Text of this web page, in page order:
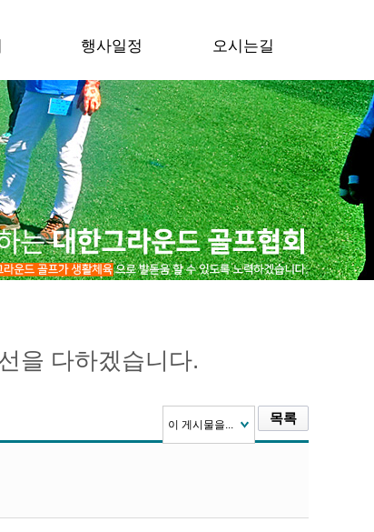
행사일정 오시는길
을 다하겠습니다.
이 게시물을... 목록